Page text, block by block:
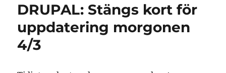
DRUPAL: Stängs kort för
uppdatering morgonen
4/3